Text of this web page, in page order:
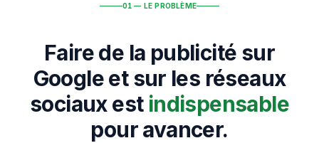
01 — LE PROBLÈME
Faire de la publicité sur
Google et sur les réseaux
sociaux est indispensable
pour avancer.